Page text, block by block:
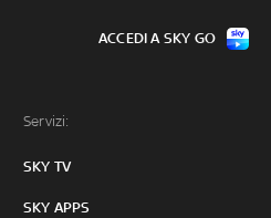
Servizi:
SKY TV
SKY APPS
ACCEDI A SKY GO